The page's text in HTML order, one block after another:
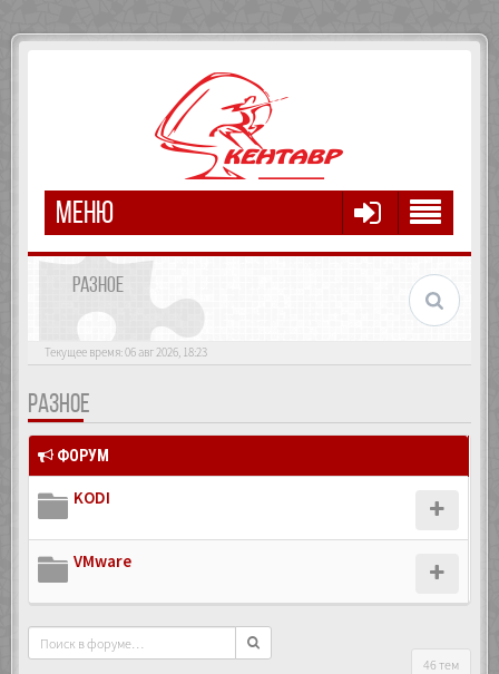
МЕНЮ
РАЗНОЕ
Текущее время: 06 авг 2026, 18:23
РАЗНОЕ
ФОРУМ
KODI
VMware
46 тем